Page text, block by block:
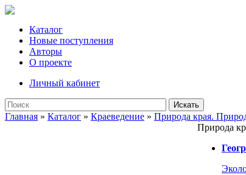
Каталог
Новые поступления
Авторы
О проекте
Личный кабинет
Искать
Главная » Каталог » Краеведение » Природа края.
Природа